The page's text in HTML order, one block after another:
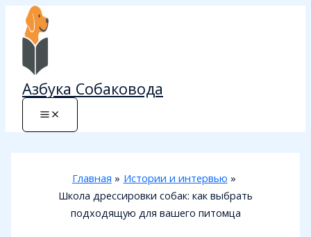
Перейти
содержимому
Азбука Собаковода
Главная
Истории и интервью
Школа дрессировки собак: как выбрать
подходящую для вашего питомца